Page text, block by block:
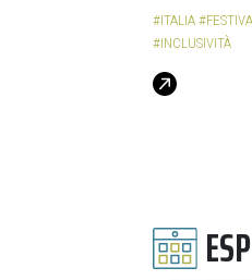
#ITALIA
#INCLUSIVITÀ